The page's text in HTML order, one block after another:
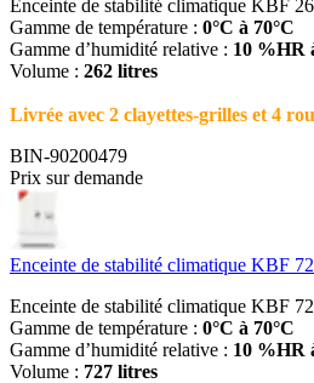
Enceinte de stabilité climatique KBF
Gamme de température : 0°C à 70°C
Gamme d’humidité relative : 10 %HR
Volume : 262 litres
Livrée avec 2 clayettes-grilles et 4
BIN-90200479
Prix sur demande
Enceinte de stabilité climatique KBF
Enceinte de stabilité climatique KBF
Gamme de température : 0°C à 70°C
Gamme d’humidité relative : 10 %HR
Volume : 727 litres